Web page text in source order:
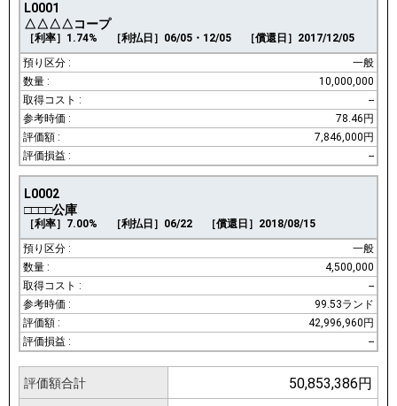
L0001
△△△△コープ
［利率］1.74% ［利払日］06/05・12/05
［償還日］2017/12/05
一般
10,000,000
--
78.46円
7,846,000円
--
L0002
□□□□公庫
［利率］7.00% ［利払日］06/22
［償還日］2018/08/15
一般
4,500,000
--
99.53ランド
42,996,960円
--
評価額合計 50,853,386円